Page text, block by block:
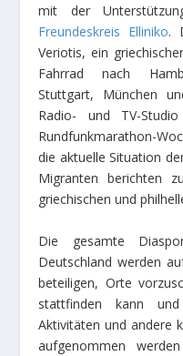
mit der
Freundeskreis Elliniko.
Veriotis, ein
Fahrrad nach
Stuttgart, München
Radio- und TV-
Rundfunkmarathon-
die aktuelle Situation
Migranten berichten
griechischen und
Die gesamte
Deutschland werden
beteiligen, Orte
stattfinden kann und
Aktivitäten und andere
aufgenommen